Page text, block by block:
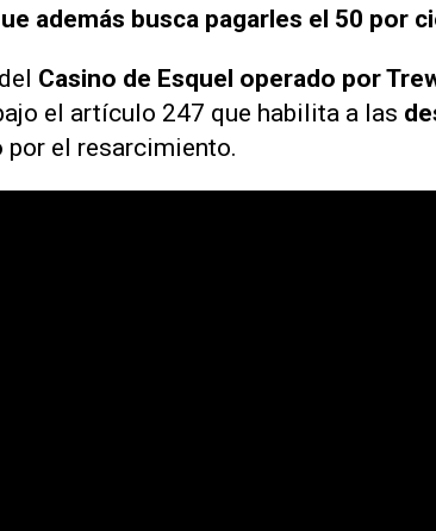
además busca pagarles el 50 por
Casino de Esquel operado por
el artículo 247 que habilita a las
por el resarcimiento.